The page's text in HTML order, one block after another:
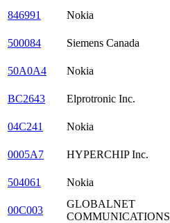
846991
Nokia
500084
Siemens Canada
50A0A4
Nokia
BC2643
Elprotronic Inc.
04C241
Nokia
0005A7
HYPERCHIP Inc.
504061
Nokia
00C003
GLOBALNET
COMMUNICATIONS